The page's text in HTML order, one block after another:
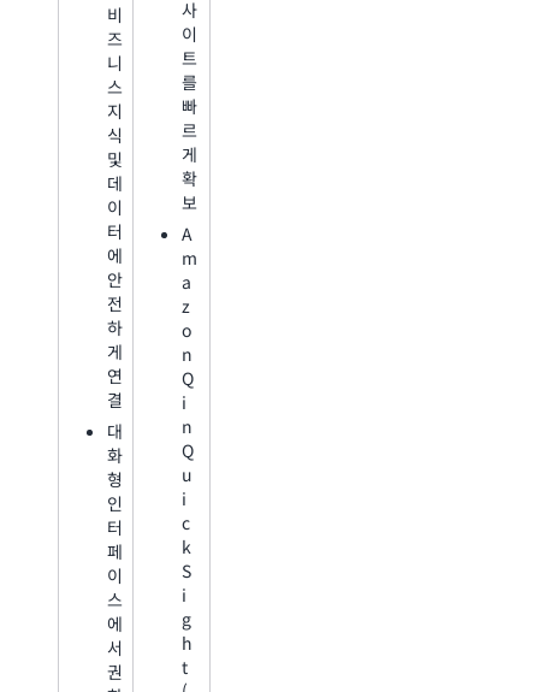
비
즈
니
스
지
식
및
데
이
터
에
안
전
하
게
연
결
대
화
형
인
터
페
이
스
에
서
권
사
이
트
를
빠
르
게
확
보
A
m
a
z
o
n
Q
i
n
Q
u
i
c
k
S
i
g
h
t